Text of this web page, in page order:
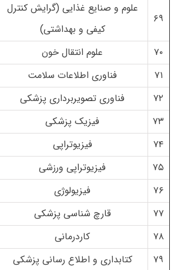
۶۹
علوم و صنایع غذایی (گرایش کنترل
کیفی و بهداشتی)
۷۰ علوم انتقال خون
۷۱
فناوری اطلاعات سلامت
۷۲
فناوری تصویربرداری پزشکی
۷۳
فیزیک پزشکی
۷۴
فیزیوتراپی
۷۵
فیزیوتراپی ورزشی
۷۶
فیزیولوژی
۷۷
قارچ شناسی پزشکی
۷۸
کاردرمانی
۷۹
کتابداری و اطلاع رسانی پزشکی